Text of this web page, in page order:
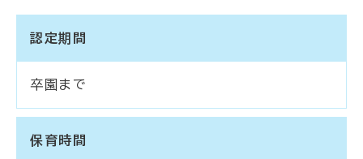
認定期間
卒園まで
保育時間